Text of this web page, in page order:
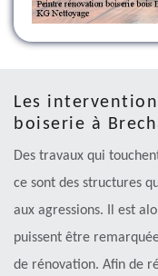
Les
boiserie à
Des travaux qui
ce sont des structures
aux agressions. Il est
puissent être
de rénovation. Afin de